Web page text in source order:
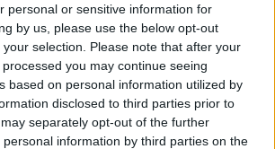
personal or sensitive information for
by us, please use the below opt-out
selection. Please note that after your
you may continue seeing
based on personal information utilized by
disclosed to third parties prior to
separately opt-out of the further
information by third parties on the
60 anni si era perso, dopo aver percorso
ed è rimasto bloccato dalla folta vegetazione
macchia bassa.
squadra dei vigili del fuoco operativa di